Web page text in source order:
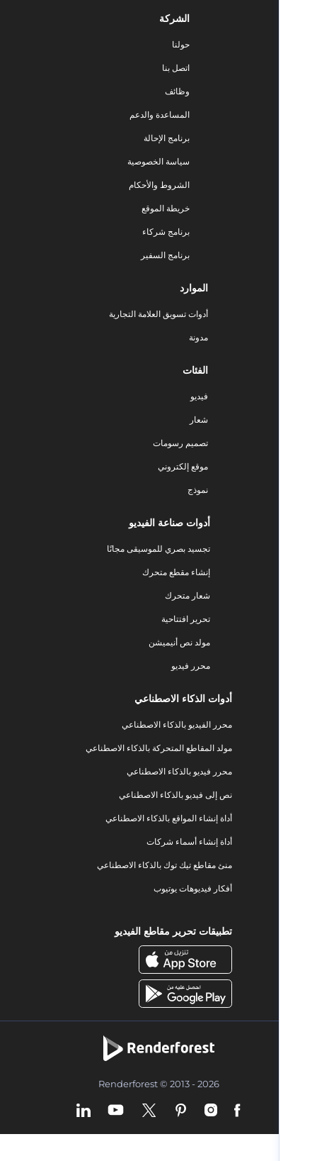
المساعدة والدعم
برنامج الإحالة
سياسة الخصوصية
الشروط والأحكام
خريطة الموقع
برنامج شركاء
برنامج السفير
أدوات تسويق العلامة التجارية
تصميم رسومات
موقع إلكتروني
أدوات صناعة الفيديو
تجسيد بصري للموسيقى مجانًا
إنشاء مقطع متحرك
شعار متحرك
تحرير افتتاحية
مولد نص أنيميشن
محرر فيديو
أدوات الذكاء الاصطناعي
محرر الفيديو بالذكاء الاصطناعي
مولد المقاطع المتحركة بالذكاء الاصطناعي
محرر فيديو بالذكاء الاصطناعي
نص إلى فيديو بالذكاء الاصطناعي
أداة إنشاء المواقع بالذكاء الاصطناعي
أداة إنشاء أسماء شركات
منئ مقاطع تيك توك بالذكاء الاصطناعي
أفكار فيديوهات يوتيوب
تطبيقات تحرير مقاطع الفيديو
Renderforest © 2013 - 2026